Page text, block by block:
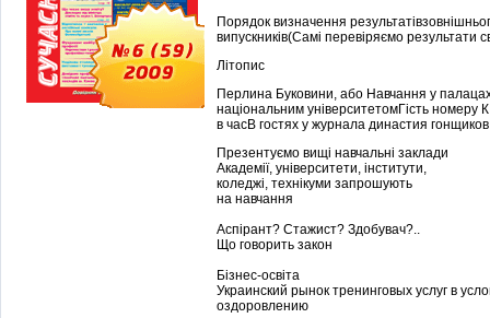
Порядок визначення
випускників(Самі перевіряємо результати
Літопис
Перлина Буковини, або Навчання у
національним університетомГість номеру
в часВ гостях у журнала династия
Презентуємо вищі навчальні заклади
Академії, університети, інститути,
коледжі, технікуми запрошують
на навчання
Аспірант? Стажист? Здобувач?..
Що говорить закон
Бізнес-освіта
Украинский рынок тренинговых услуг в
оздоровлению